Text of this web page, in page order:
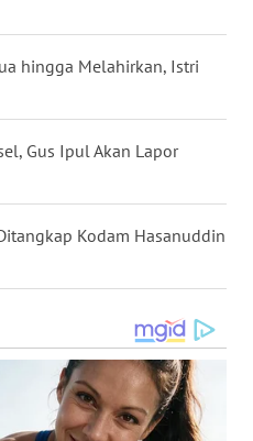
hingga Melahirkan, Istri
Gus Ipul Akan Lapor
Kodam Hasanuddin